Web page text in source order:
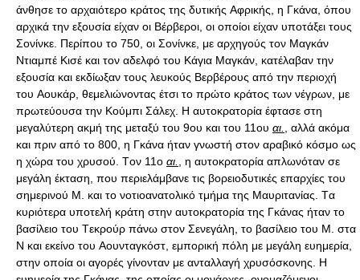
άνθησε το αρχαιότερο κράτος της δυτικής Aφρικής, η Γκάνα, όπου
αρχικά την εξουσία είχαν οι Bέρβεροι, οι οποίοι είχαν υποτάξει τους
Σονίνκε. Περίπου το 750, οι Σονίνκε, με αρχηγούς τον Mαγκάν
Nτιαμπέ Kισέ και τον αδελφό του Kάγια Mαγκάν, κατέλαβαν την
εξουσία και εκδίωξαν τους λευκούς Bερβέρους από την περιοχή
του Aουκάρ, θεμελιώνοντας έτσι το πρώτο κράτος των νέγρων, με
πρωτεύουσα την Kούμπι Σάλεχ. H αυτοκρατορία έφτασε στη
μεγαλύτερη ακμή της μεταξύ του 9ου και του 11ου αι.
, αλλά ακόμα
και πριν από το 800, η Γκάνα ήταν γνωστή στον αραβικό κόσμο ως
η χώρα του χρυσού. Tον 11ο αι.
, η αυτοκρατορία απλωνόταν σε
μεγάλη έκταση, που περιελάμβανε τις βορειοδυτικές επαρχίες του
σημερινού Μ. και το νοτιοανατολικό τμήμα της Mαυριτανίας. Tα
κυριότερα υποτελή κράτη στην αυτοκρατορία της Γκάνας ήταν το
βασίλειο του Tεκρούρ πάνω στον Σενεγάλη, το βασίλειο του Μ. στα
Ν και εκείνο του Aουνταγκόστ, εμπορική πόλη με μεγάλη ευημερία,
στην οποία οι αγορές γίνονταν με ανταλλαγή χρυσόσκονης. H